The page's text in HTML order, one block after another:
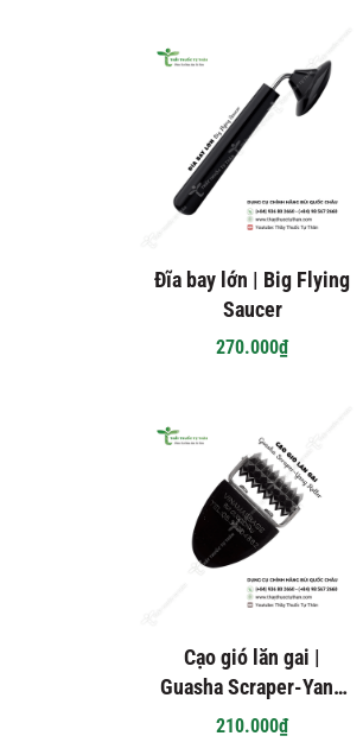
Đĩa bay lớn | Big Flying
Saucer
270.000₫
Cạo gió lăn gai |
Guasha Scraper-Yang
Roller
210.000₫